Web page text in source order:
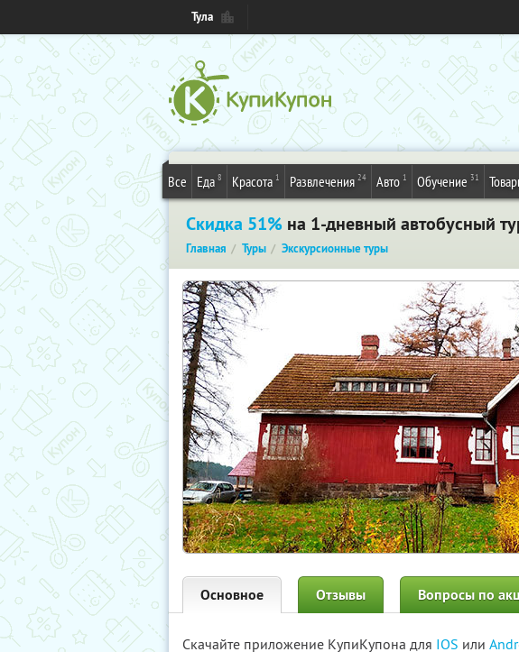
Тула
Все Еда 8 Красота 1 Развлечения 24 Авто 1 Обучение 31
Скидка 51% на 1-дневный автобусный
Главная Туры Экскурсионные туры
Основное Отзывы Вопросы по
Скачайте приложение КупиКупона для IOS или